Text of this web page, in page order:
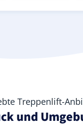
Treppenlift-
und